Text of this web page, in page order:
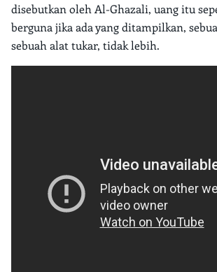
disebutkan oleh Al-Ghazali, uang itu
berguna jika ada yang ditampilkan,
sebuah alat tukar, tidak lebih.